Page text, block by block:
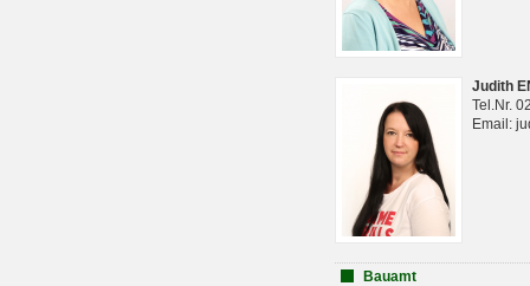
Judith
Tel.Nr.
Email:
Bauamt